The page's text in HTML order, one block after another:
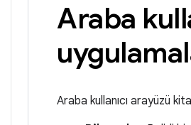
Araba
Araba kullanıcı arayüzü